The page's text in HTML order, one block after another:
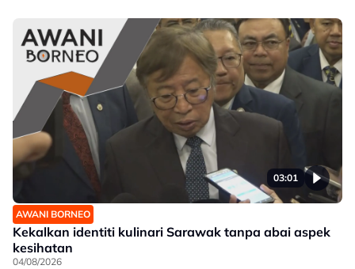
03:01
AWANI BORNEO
Kekalkan identiti kulinari Sarawak tanpa abai aspek
kesihatan
04/08/2026